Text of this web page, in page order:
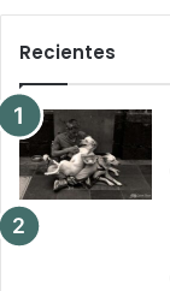
Recientes